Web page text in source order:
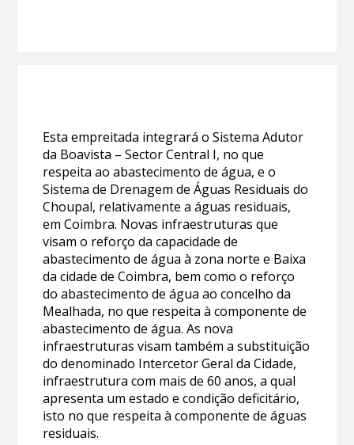
Esta empreitada integrará o Sistema Adutor
da Boavista – Sector Central I, no que
respeita ao abastecimento de água, e o
Sistema de Drenagem de Águas Residuais do
Choupal, relativamente a águas residuais,
em Coimbra. Novas infraestruturas que
visam o reforço da capacidade de
abastecimento de água à zona norte e Baixa
da cidade de Coimbra, bem como o reforço
do abastecimento de água ao concelho da
Mealhada, no que respeita à componente de
abastecimento de água. As nova
infraestruturas visam também a substituição
do denominado Intercetor Geral da Cidade,
infraestrutura com mais de 60 anos, a qual
apresenta um estado e condição deficitário,
isto no que respeita à componente de águas
residuais.